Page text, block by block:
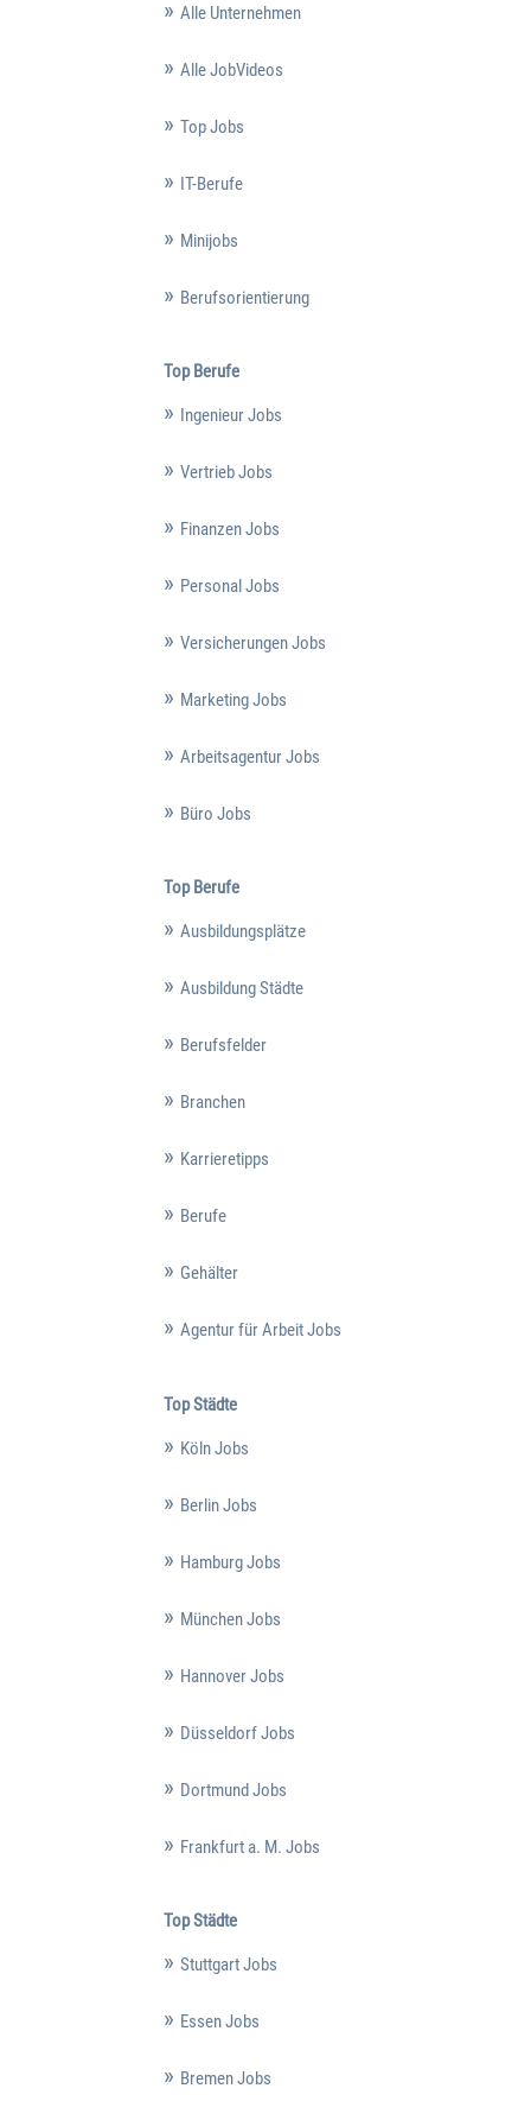
Alle Unternehmen
Alle JobVideos
Top Jobs
IT-Berufe
Minijobs
Berufsorientierung
Top Berufe
Ingenieur Jobs
Vertrieb Jobs
Finanzen Jobs
Personal Jobs
Versicherungen Jobs
Marketing Jobs
Arbeitsagentur Jobs
Büro Jobs
Top Berufe
Ausbildungsplätze
Ausbildung Städte
Berufsfelder
Branchen
Karrieretipps
Berufe
Gehälter
Agentur für Arbeit Jobs
Top Städte
Köln Jobs
Berlin Jobs
Hamburg Jobs
München Jobs
Hannover Jobs
Düsseldorf Jobs
Dortmund Jobs
Frankfurt a. M. Jobs
Top Städte
Stuttgart Jobs
Essen Jobs
Bremen Jobs